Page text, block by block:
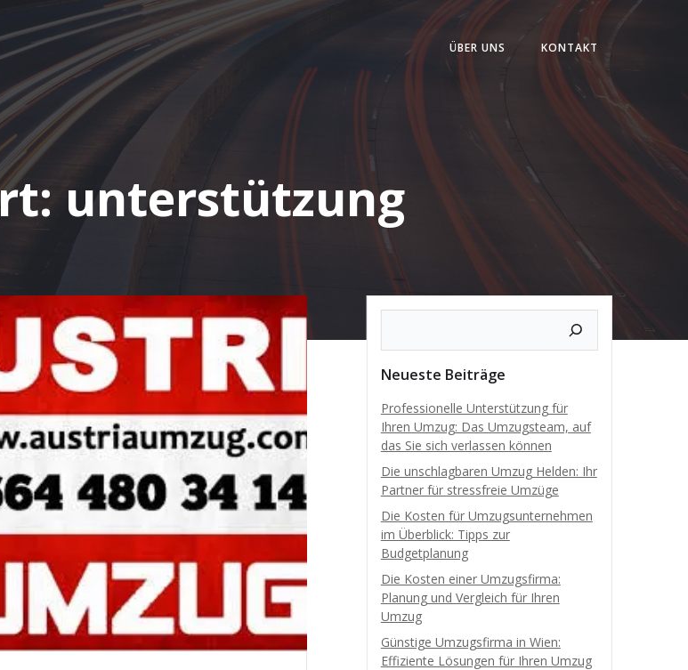
ÜBER UNS KONTAKT
unterstützung
Neueste Beiträge
Professionelle Unterstützung für
Ihren Umzug: Das Umzugsteam, auf
das Sie sich verlassen können
Die unschlagbaren Umzug Helden: Ihr
Partner für stressfreie Umzüge
Die Kosten für Umzugsunternehmen
im Überblick: Tipps zur
Budgetplanung
Die Kosten einer Umzugsfirma:
Planung und Vergleich für Ihren
Umzug
Günstige Umzugsfirma in Wien:
Effiziente Lösungen für Ihren Umzug